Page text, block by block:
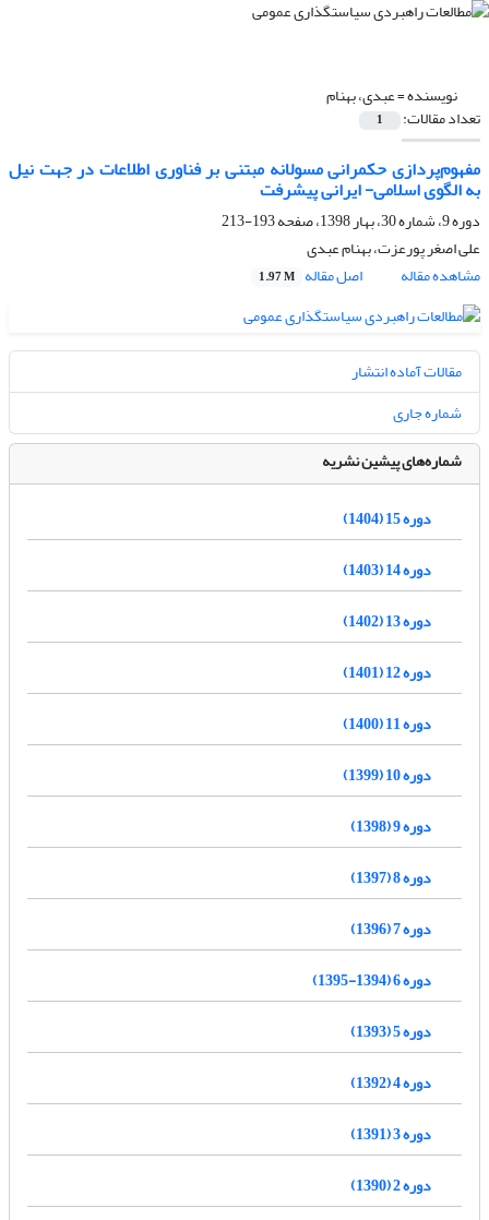
نویسنده =عبدی، بهنام
تعداد مقالات: 1
مفهوم‌پردازی حکمرانی مسولانه مبتنی بر فناوری اطلاعات در جهت نیل
به الگوی اسلامی- ایرانی پیشرفت
دوره 9، شماره 30، بهار 1398، صفحه
193-213
علی اصغر پورعزت، بهنام عبدی
مشاهده مقاله
اصل مقاله 1.97 M
مقالات آماده انتشار
شماره جاری
شماره‌های پیشین نشریه
دوره 15 (1404)
دوره 14 (1403)
دوره 13 (1402)
دوره 12 (1401)
دوره 11 (1400)
دوره 10 (1399)
دوره 9 (1398)
دوره 8 (1397)
دوره 7 (1396)
دوره 6 (1394-1395)
دوره 5 (1393)
دوره 4 (1392)
دوره 3 (1391)
دوره 2 (1390)